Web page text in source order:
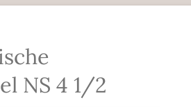
NS 4 1/2